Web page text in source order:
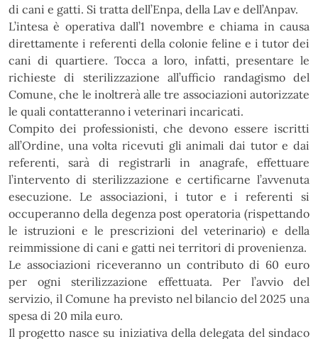
di cani e gatti. Si tratta dell’Enpa, della Lav e dell’Anpav.
L’intesa è operativa dall’1 novembre e chiama in causa
direttamente i referenti della colonie feline e i tutor dei
cani di quartiere. Tocca a loro, infatti, presentare le
richieste di sterilizzazione all’ufficio randagismo del
Comune, che le inoltrerà alle tre associazioni autorizzate
le quali contatteranno i veterinari incaricati.
Compito dei professionisti, che devono essere iscritti
all’Ordine, una volta ricevuti gli animali dai tutor e dai
referenti, sarà di registrarli in anagrafe, effettuare
l’intervento di sterilizzazione e certificarne l’avvenuta
esecuzione. Le associazioni, i tutor e i referenti si
occuperanno della degenza post operatoria (rispettando
le istruzioni e le prescrizioni del veterinario) e della
reimmissione di cani e gatti nei territori di provenienza.
Le associazioni riceveranno un contributo di 60 euro
per ogni sterilizzazione effettuata. Per l’avvio del
servizio, il Comune ha previsto nel bilancio del 2025 una
spesa di 20 mila euro.
Il progetto nasce su iniziativa della delegata del sindaco